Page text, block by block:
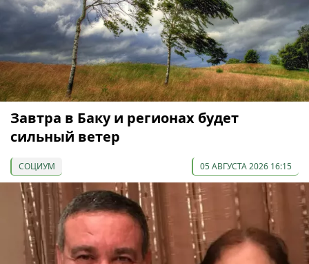
Завтра в Баку и регионах будет
сильный ветер
СОЦИУМ 05 АВГУСТА 2026 16:15